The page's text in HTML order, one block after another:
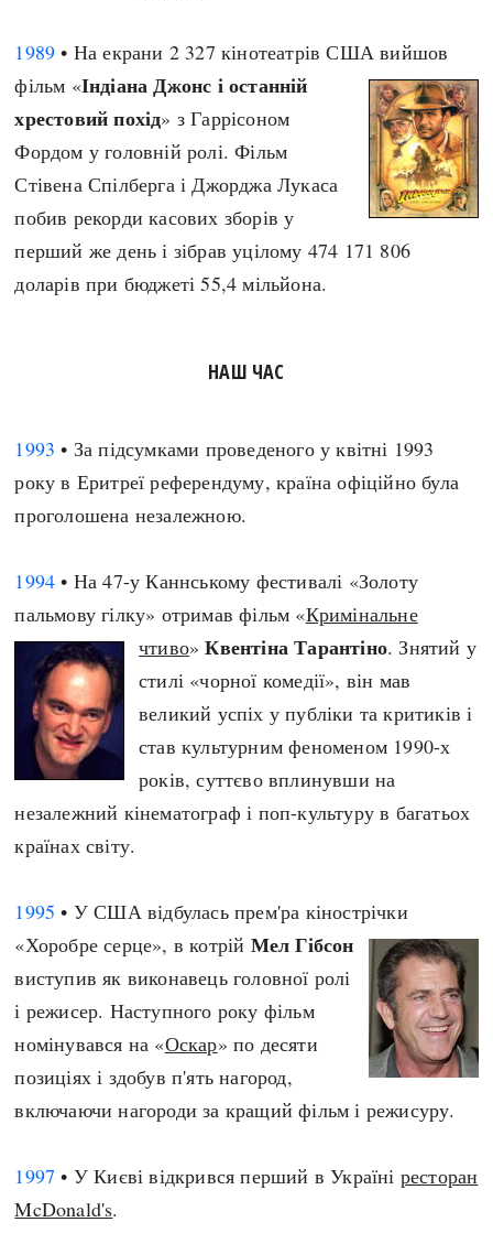
1989 • На екрани 2 327 кінотеатрів США вийшов
фільм «Індіана Джонс і останній
хрестовий похід» з Гаррісоном
Фордом у головній ролі. Фільм
Стівена Спілберга і Джорджа Лукаса
побив рекорди касових зборів у
перший же день і зібрав уцілому 474 171 806
доларів при бюджеті 55,4 мільйона.
НАШ ЧАС
1993 • За підсумками проведеного у квітні 1993
року в Еритреї референдуму, країна офіційно була
проголошена незалежною.
1994 • На 47-у Каннському фестивалі «Золоту
пальмову гілку» отримав фільм «Кримінальне
чтиво»Квентіна Тарантіно. Знятий у
стилі «чорної комедії», він мав
великий успіх у публіки та критиків і
став культурним феноменом 1990-х
років, суттєво вплинувши на
незалежний кінематограф і поп-культуру в багатьох
країнах світу.
1995 • У США відбулась прем'ра кінострічки
«Хоробре серце», в котрій Мел Гібсон
виступив як виконавець головної ролі
і режисер. Наступного року фільм
номінувався на «Оскар» по десяти
позиціях і здобув п'ять нагород,
включаючи нагороди за кращий фільм і режисуру.
1997 • У Києві відкрився перший в Україні ресторан
McDonald's.